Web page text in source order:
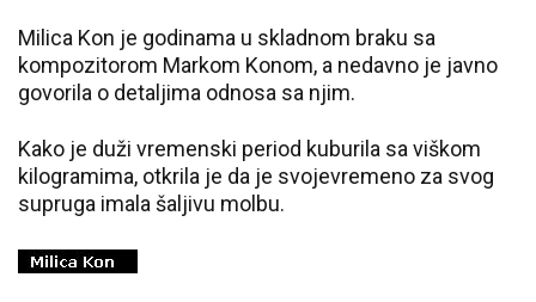
Milica Kon je godinama u skladnom braku sa
kompozitorom Markom Konom, a nedavno je javno
govorila o detaljima odnosa sa njim.
Kako je duži vremenski period kuburila sa viškom
kilogramima, otkrila je da je svojevremeno za svog
supruga imala šaljivu molbu.